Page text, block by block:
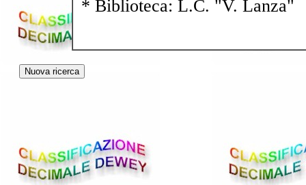
* Biblioteca: L.C. "V. Lanza"